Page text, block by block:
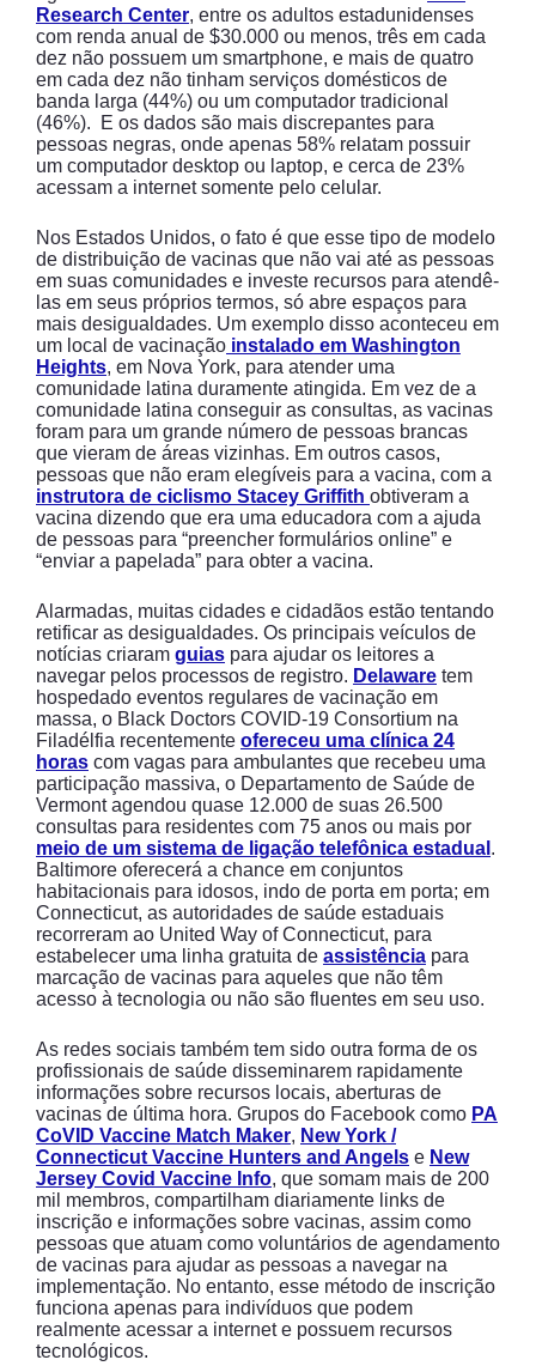
Research Center, entre os adultos estadunidenses
com renda anual de $30.000 ou menos, três em cada
dez não possuem um smartphone, e mais de quatro
em cada dez não tinham serviços domésticos de
banda larga (44%) ou um computador tradicional
(46%). E os dados são mais discrepantes para
pessoas negras, onde apenas 58% relatam possuir
um computador desktop ou laptop, e cerca de 23%
acessam a internet somente pelo celular.
Nos Estados Unidos, o fato é que esse tipo de modelo
de distribuição de vacinas que não vai até as pessoas
em suas comunidades e investe recursos para atendê-
las em seus próprios termos, só abre espaços para
mais desigualdades. Um exemplo disso aconteceu em
um local de vacinação instalado em Washington
Heights, em Nova York, para atender uma
comunidade latina duramente atingida. Em vez de a
comunidade latina conseguir as consultas, as vacinas
foram para um grande número de pessoas brancas
que vieram de áreas vizinhas. Em outros casos,
pessoas que não eram elegíveis para a vacina, com a
instrutora de ciclismo Stacey Griffith obtiveram a
vacina dizendo que era uma educadora com a ajuda
de pessoas para “preencher formulários online” e
“enviar a papelada” para obter a vacina.
Alarmadas, muitas cidades e cidadãos estão tentando
retificar as desigualdades. Os principais veículos de
notícias criaram guias para ajudar os leitores a
navegar pelos processos de registro. Delaware tem
hospedado eventos regulares de vacinação em
massa, o Black Doctors COVID-19 Consortium na
Filadélfia recentemente ofereceu uma clínica 24
horas com vagas para ambulantes que recebeu uma
participação massiva, o Departamento de Saúde de
Vermont agendou quase 12.000 de suas 26.500
consultas para residentes com 75 anos ou mais por
meio de um sistema de ligação telefônica estadual .
Baltimore oferecerá a chance em conjuntos
habitacionais para idosos, indo de porta em porta; em
Connecticut, as autoridades de saúde estaduais
recorreram ao United Way of Connecticut, para
estabelecer uma linha gratuita de assistência para
marcação de vacinas para aqueles que não têm
acesso à tecnologia ou não são fluentes em seu uso.
As redes sociais também tem sido outra forma de os
profissionais de saúde disseminarem rapidamente
informações sobre recursos locais, aberturas de
vacinas de última hora. Grupos do Facebook como PA
CoVID Vaccine Match Maker, New York /
Connecticut Vaccine Hunters and Angels e New
Jersey Covid Vaccine Info, que somam mais de 200
mil membros, compartilham diariamente links de
inscrição e informações sobre vacinas, assim como
pessoas que atuam como voluntários de agendamento
de vacinas para ajudar as pessoas a navegar na
implementação. No entanto, esse método de inscrição
funciona apenas para indivíduos que podem
realmente acessar a internet e possuem recursos
tecnológicos.